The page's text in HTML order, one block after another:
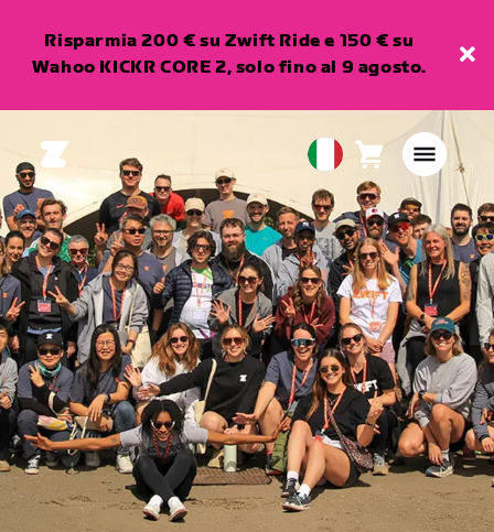
Risparmia 200 € su Zwift Ride e 150 € su
Wahoo KICKR CORE 2, solo fino al 9 agosto.
European
Union
Italiano
Carrello0
articoli